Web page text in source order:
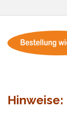
Hinweise: